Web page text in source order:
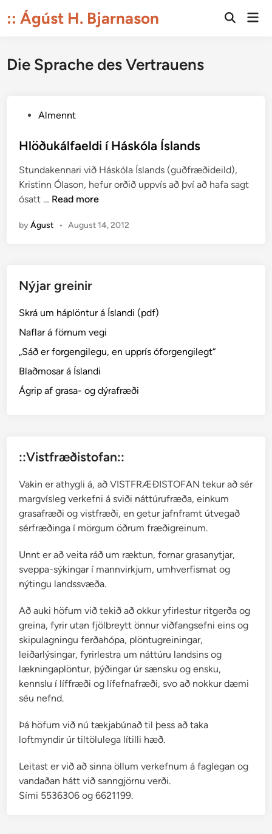
to:: Ágúst H. Bjarnason
Open
Die Sprache des Vertrauens
s
e
d
i
Almennt
Hlöðukálfaeldi í Háskóla Íslands
Stundakennari við Háskóla Íslands (guðfræðideild),
Kristinn Ólason, hefur orðið uppvís að því að hafa sagt
ósatt … H
ö
á
f
a
l
d
i
k
l
a
Í
s
n
s
Read more
byÁgust • August 14, 2012
Nýjar greinir
Skrá um háplöntur á Íslandi (pdf)
Naflar á förnum vegi
„Sáð er forgengilegu, en upprís óforgengilegt“
Blaðmosar á Íslandi
Ágrip af grasa- og dýrafræði
::Vistfræðistofan::
Vakin er athygli á, að VISTFRÆÐISTOFAN tekur að sér
margvísleg verkefni á sviði náttúrufræða, einkum
grasafræði og vistfræði, en getur jafnframt útvegað
sérfræðinga í mörgum öðrum fræðigreinum.
Unnt er að veita ráð um ræktun, fornar grasanytjar,
sveppa-sýkingar í mannvirkjum, umhverfismat og
nýtingu landssvæða.
Að auki höfum við tekið að okkur yfirlestur ritgerða og
greina, fyrir utan fjölbreytt önnur viðfangsefni eins og
skipulagningu ferðahópa, plöntugreiningar,
leiðarlýsingar, fyrirlestra um náttúru landsins og
lækningaplöntur, þýðingar úr sænsku og ensku,
kennslu í líffræði og lífefnafræði, svo að nokkur dæmi
séu nefnd.
Þá höfum við nú tækjabúnað til þess að taka
loftmyndir úr tiltölulega lítilli hæð.
Leitast er við að sinna öllum verkefnum á faglegan og
vandaðan hátt við sanngjörnu verði.
Sími 5536306 og 6621199.